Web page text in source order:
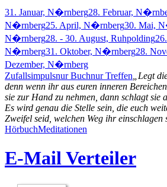
31. Januar, N�rnberg28. Februar,
N�rnberg25. April, N�rnberg30. Mai,
N�rnberg28. - 30. August, Ruhpolding
N�rnberg31. Oktober, N�rnberg28.
Dezember, N�rnberg
Zufallsimpulsnur Buchnur Treffen „Legt
denn wenn ihr aus euren inneren
sie zur Hand zu nehmen, dann schlagt sie
Es wird genau die Stelle sein, die euch
Zweifel seid, welchen Weg ihr einschlagen
HörbuchMeditationen
E-Mail Verteiler